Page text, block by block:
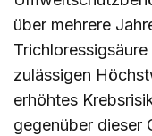
über mehrere
zulässigen
erhöhtes
gegenüber dieser